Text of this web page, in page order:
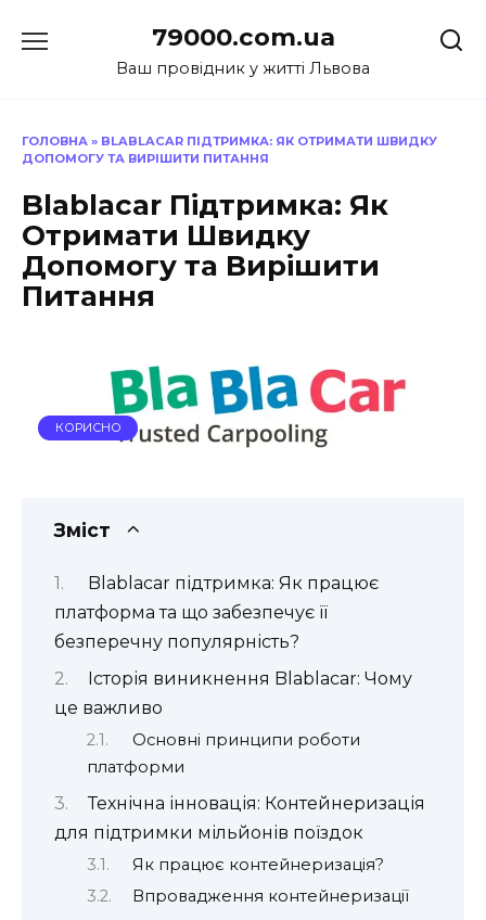
до
79000.com.ua
Ваш провідник у житті Львова
ГОЛОВНА » BLABLACAR ПІДТРИМКА: ЯК ОТРИМАТИ ШВИДКУ
ДОПОМОГУ ТА ВИРІШИТИ ПИТАННЯ
Blablacar Підтримка: Як
Отримати Швидку
Допомогу та Вирішити
Питання
КОРИСНО
Зміст
Blablacar підтримка: Як працює
платформа та що забезпечує її
безперечну популярність?
Історія виникнення Blablacar: Чому
це важливо
Основні принципи роботи
платформи
Технічна інновація: Контейнеризація
для підтримки мільйонів поїздок
Як працює контейнеризація?
Впровадження контейнеризації